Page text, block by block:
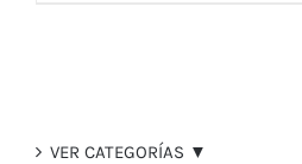
VER CATEGORÍAS ▼